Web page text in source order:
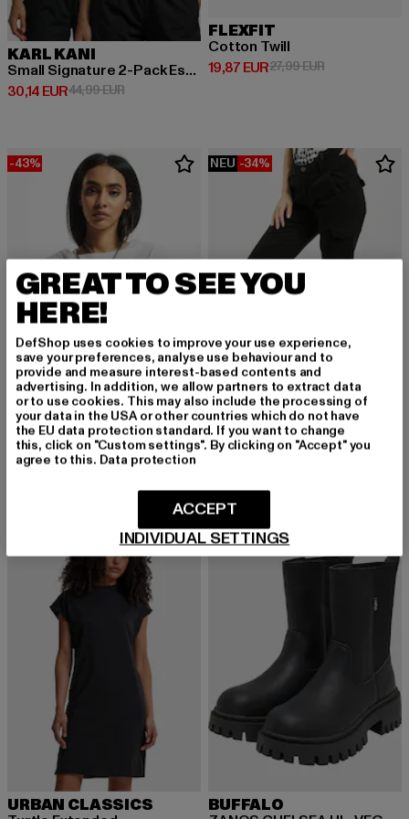
KARL KANI
Small Signature 2-Pack Essential Racer
30,14 EUR
Derzeitiger Preis: 30,14 EUR
44,99 EURAktionspreis: 44,99 EUR
FLEXFIT
Cotton Twill
19,87 EUR
Derzeitiger Preis: 19,87 EUR
27,99 EURAktionspreis:
-43%
URBAN CLASSICS
Ladies Essentials Short
13,10 EUR
Derzeitiger Preis: 13,10 EUR
22,99 EURAktionspreis: 22,99 EUR
NEU -34%
URBAN CLASSICS
Ladies High Waist Cargo
32,99 EUR
Derzeitiger Preis: 32,99 EUR
49,99 EURAktionspreis:
URBAN CLASSICS
-47%
BUFFALO
GREAT TO SEE YOU
HERE!
DefShop uses cookies to improve your use experience,
save your preferences, analyse use behaviour and to
provide and measure interest-based contents and
advertising. In addition, we allow partners to extract data
or to use cookies. This may also include the processing of
your data in the USA or other countries which do not have
the EU data protection standard. If you want to change
this, click on "Custom settings". By clicking on "Accept" you
agree to this. Data protection
INDIVIDUAL SETTINGS
ACCEPT